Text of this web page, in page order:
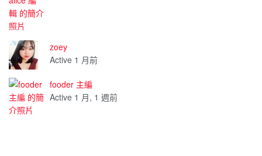
zoey
Active 1 月前
fooder 主編
Active 1 月, 1 週前